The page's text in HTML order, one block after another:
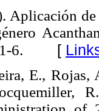
Aplicación
6. [
E., Rojas,